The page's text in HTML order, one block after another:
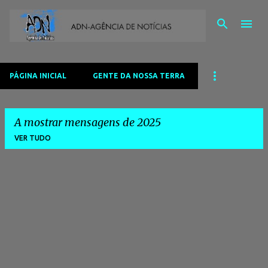
PÁGINA INICIAL GENTE DA NOSSA TERRA
A mostrar mensagens de 2025
VER TUDO